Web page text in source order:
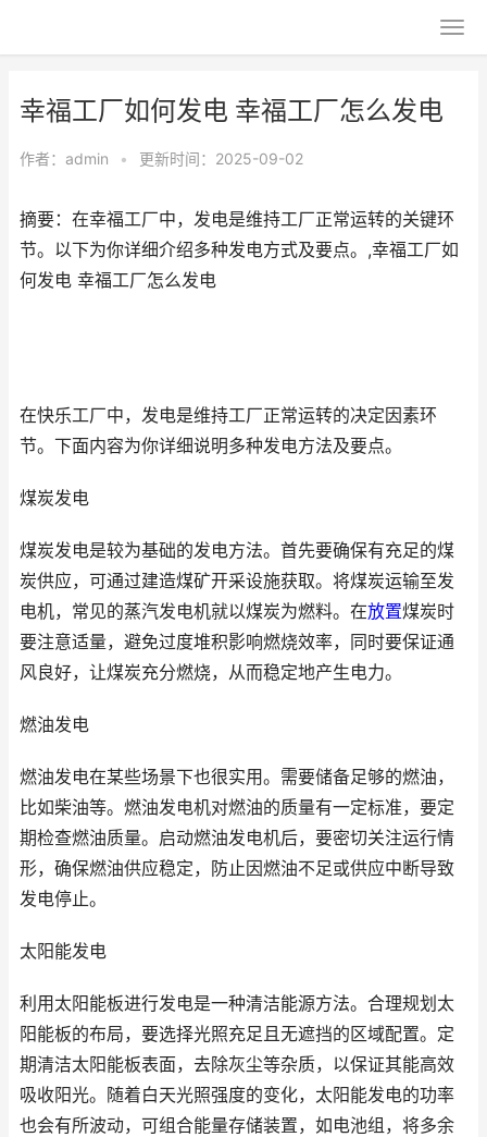
幸福工厂如何发电 幸福工厂怎么发电
作者： admin • 更新时间：2025-09-02
摘要：在幸福工厂中，发电是维持工厂正常运转的关键环
节。以下为你详细介绍多种发电方式及要点。,幸福工厂如
何发电 幸福工厂怎么发电
在快乐工厂中，发电是维持工厂正常运转的决定因素环
节。下面内容为你详细说明多种发电方法及要点。
煤炭发电
煤炭发电是较为基础的发电方法。首先要确保有充足的煤
炭供应，可通过建造煤矿开采设施获取。将煤炭运输至发
电机，常见的蒸汽发电机就以煤炭为燃料。在放置煤炭时
要注意适量，避免过度堆积影响燃烧效率，同时要保证通
风良好，让煤炭充分燃烧，从而稳定地产生电力。
燃油发电
燃油发电在某些场景下也很实用。需要储备足够的燃油，
比如柴油等。燃油发电机对燃油的质量有一定标准，要定
期检查燃油质量。启动燃油发电机后，要密切关注运行情
形，确保燃油供应稳定，防止因燃油不足或供应中断导致
发电停止。
太阳能发电
利用太阳能板进行发电是一种清洁能源方法。合理规划太
阳能板的布局，要选择光照充足且无遮挡的区域配置。定
期清洁太阳能板表面，去除灰尘等杂质，以保证其能高效
吸收阳光。随着白天光照强度的变化，太阳能发电的功率
也会有所波动，可组合能量存储装置，如电池组，将多余